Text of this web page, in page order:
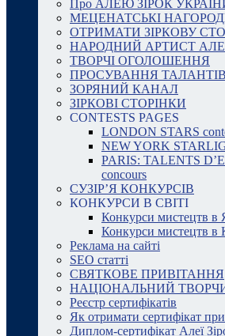
Про АЛЕЮ ЗІРОК
МЕЦЕНАТСЬКІ
ОТРИМАТИ ЗІРКОВУ
НАРОДНИЙ АРТИСТ
ТВОРЧІ ОГОЛОШЕННЯ
ПРОСУВАННЯ ТАЛАНТІВ:
ЗОРЯНИЙ КАНАЛ
ЗІРКОВІ СТОРІНКИ
CONTESTS PAGES
LONDON STARS
NEW YORK
PARIS: TALENTS
concours
СУЗІР’Я КОНКУРСІВ
КОНКУРСИ В СВІТІ
Конкурси мистецтв в
Конкурси мистецтв в
Реклама на сайті
SEO статті
СВЯТКОВЕ ПРИВІТАННЯ
НАЦІОНАЛЬНИЙ
Реєстр сертифікатів
Як отримати сертифікат
Диплом-сертифікат Алеї